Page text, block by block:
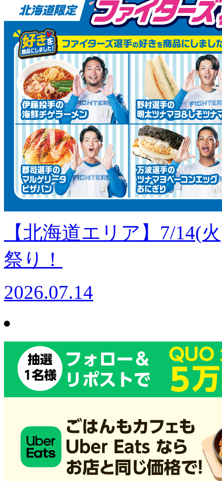
【北海道エリア】7/14(
祭り！
2026.07.14